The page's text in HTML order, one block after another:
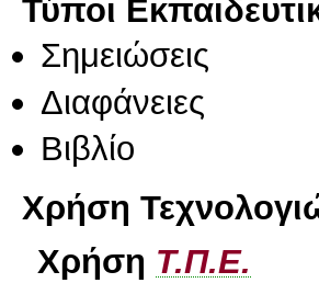
Τύποι
Σημειώσεις
Διαφάνειες
Βιβλίο
Χρήση
Χρήση Τ.Π.Ε.